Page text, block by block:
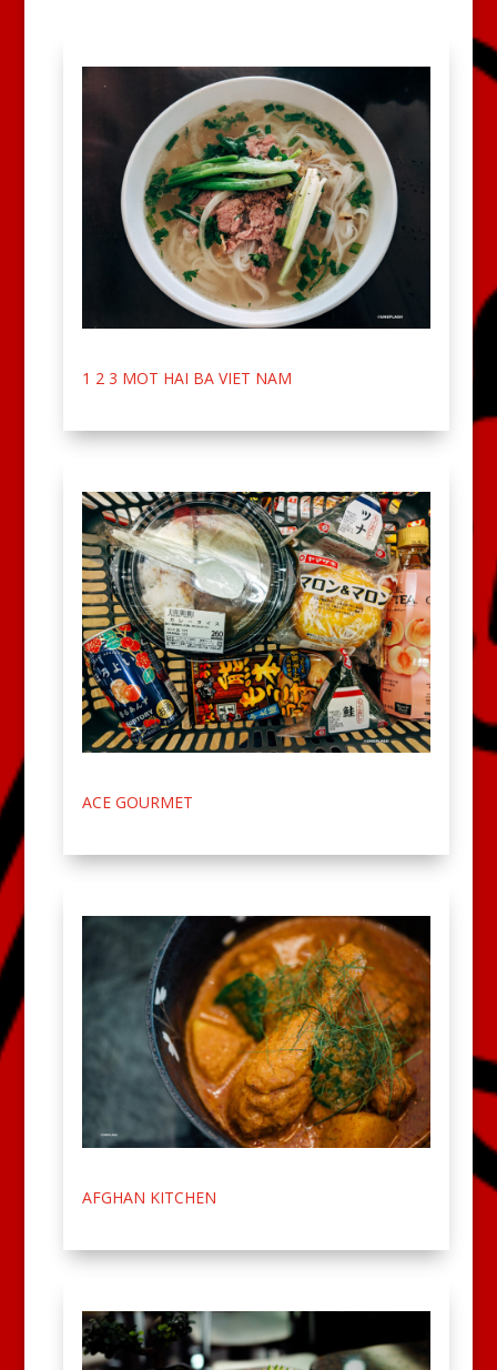
1 2 3 MOT HAI BA VIET NAM
ACE GOURMET
AFGHAN KITCHEN